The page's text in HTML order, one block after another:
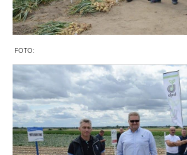
FOTO: